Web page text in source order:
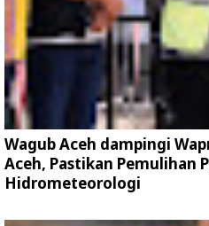
Wagub Aceh dampingi
Aceh, Pastikan Pemulihan
Hidrometeorologi